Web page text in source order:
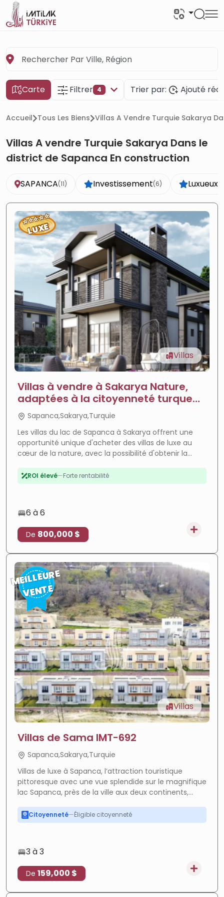
Carte Filtrer 4 Trier par: Ajouté
Accueil Tous Les Biens Villas A Vendre Turquie Sakarya
Villas A vendre Turquie Sakarya Dans le
district de Sapanca En construction
SAPANCA(11) Investissement(6) Luxueux
⭐⭐⭐⭐⭐
LUXE
Villas
Villas à vendre à Sakarya Nature,
adaptées à la citoyenneté turque
avec option de paiement par
versements dans le projet du Lac
Sapanca.
Sapanca,Sakarya,Turquie
Les villas du lac de Sapanca à Sakarya offrent une
opportunité unique d'acheter des villas de luxe au
cœur de la nature, avec la possibilité d'obtenir la
emplacement pittoresque à proximité du lac de
Sapanca et proposent des options de paiement
Forte croissance
Zone en plein essor
ROI élevé—Forte rentabilité
En cours
Investissement
Fort potentiel
6 à 6
De 800,000 $
MEILLEURE
VENTE
Villas
Villas de Sama IMT-692
Sapanca,Sakarya,Turquie
Villas de luxe à Sapanca, l’attraction touristique
pittoresque avec une vue splendide sur le magnifique
lac Sapanca, près de la ville aux deux continents,
turque. A visiter sans tarder.
Forte croissance—Zone en plein essor
ROI élevé
— Forte rentabilité
Citoyenneté—Éligible citoyenneté
Paiement facile
3 à 3
De 159,000 $